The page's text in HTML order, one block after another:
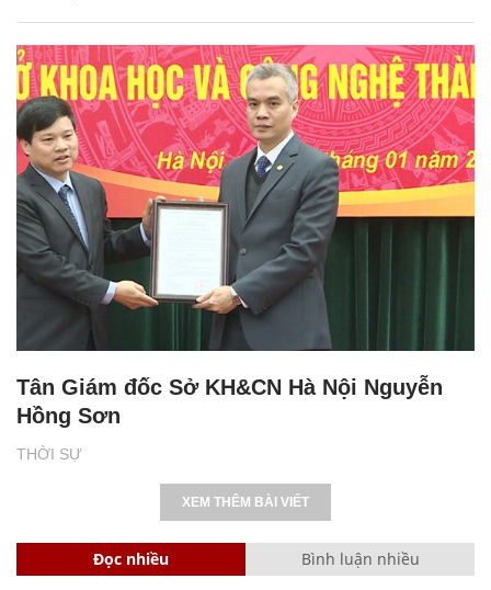
THỜI SỰ
Tân Giám đốc Sở KH&CN Hà Nội Nguyễn
Hồng Sơn
XEM THÊM BÀI VIẾT
Đọc nhiều Bình luận nhiều